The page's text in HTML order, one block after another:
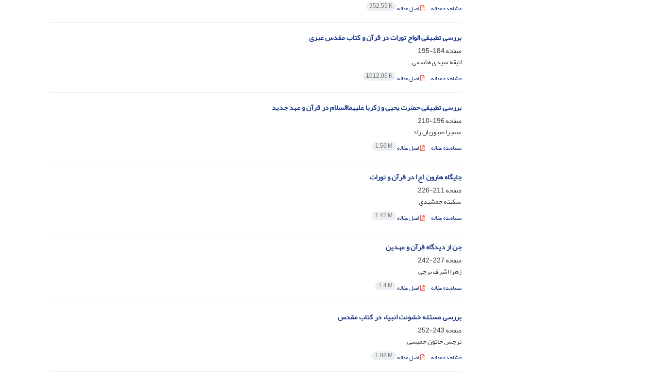
مشاهده مقاله اصل مقاله 952.55 K
بررسی تطبیقی الواح تورات در قرآن و کتاب مقدس عبری
صفحه184-195
لایقه سیدی هاشمی
مشاهده مقاله اصل مقاله 1012.06 K
بررسی تطبیقی حضرت یحیی و زکریا علیهماالسلام در قرآن و عهد جدید
صفحه196-210
سمیرا صبوریان راد
مشاهده مقاله اصل مقاله 1.56 M
جایگاه هارون (ع) در قرآن و تورات
صفحه211-226
سکینه جمشیدی
مشاهده مقاله اصل مقاله 1.42 M
جن از دیدگاه قرآن و عهدین
صفحه227-242
زهرا اشرف برجی
مشاهده مقاله اصل مقاله 1.4 M
بررسی مسئله خشونت انبیاء در کتاب مقدس
صفحه243-252
نرجس خاتون خمیسی
مشاهده مقاله اصل مقاله 1.08 M